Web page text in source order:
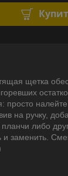
щетка
просто
на ручку,
либо
и заменить.